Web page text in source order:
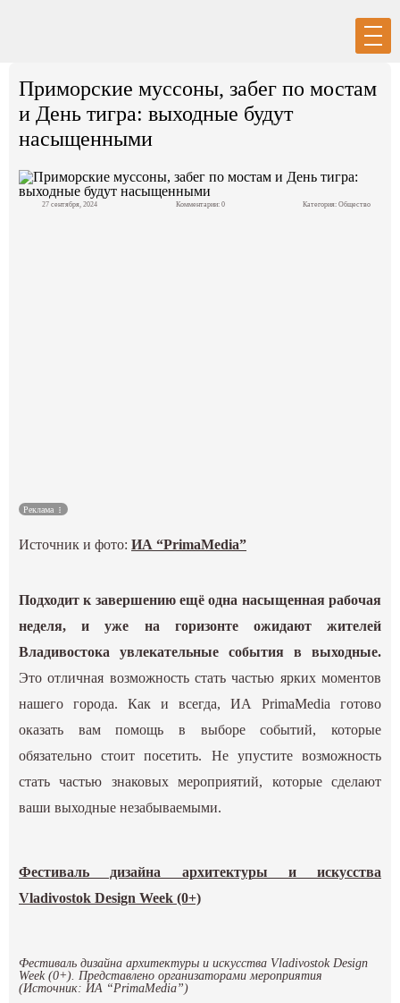
Регистрация
Политика
Приморские муссоны, забег по мостам
и День тигра: выходные будут
насыщенными
27 сентября, 2024 Комментарии: 0 Категория: Общество
Реклама
Источник и фото:ИА “PrimaMedia”
Подходит к завершению ещё одна насыщенная рабочая
неделя, и уже на горизонте ожидают жителей
Владивостока увлекательные события в выходные.
Это отличная возможность стать частью ярких моментов
нашего города. Как и всегда, ИА PrimaMedia готово
оказать вам помощь в выборе событий, которые
обязательно стоит посетить. Не упустите возможность
стать частью знаковых мероприятий, которые сделают
ваши выходные незабываемыми.
Фестиваль дизайна архитектуры и искусства
Vladivostok Design Week (0+)
Фестиваль дизайна архитектуры и искусства Vladivostok Design
Week (0+). Представлено организаторами мероприятия
(Источник: ИА “PrimaMedia”)